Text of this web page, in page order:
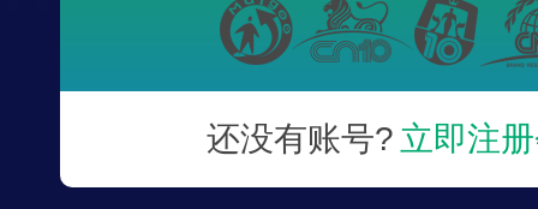
还没有账号? 立即注